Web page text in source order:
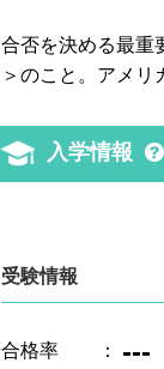
合否を決める最重
＞のこと。アメリ
入学情報
受験情報
合格率 ： ---